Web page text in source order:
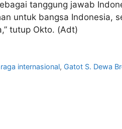
tanggung jawab
untuk bangsa Indonesia,
tutup Okto. (Adt)
internasional, Gatot S. Dewa